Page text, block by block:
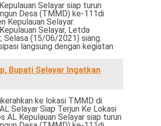
Selayar siap turun
Desa (TMMD) ke-111di
Kepulauan Selayar.
Selayar, Letda
Selasa (15/06/2021) siang.
langsung dengan kegiatan
Bupati Selayar Ingatkan
ke lokasi TMMD di
Selayar Siap Terjun Ke Lokasi
AL Kepulauan Selayar siap turun